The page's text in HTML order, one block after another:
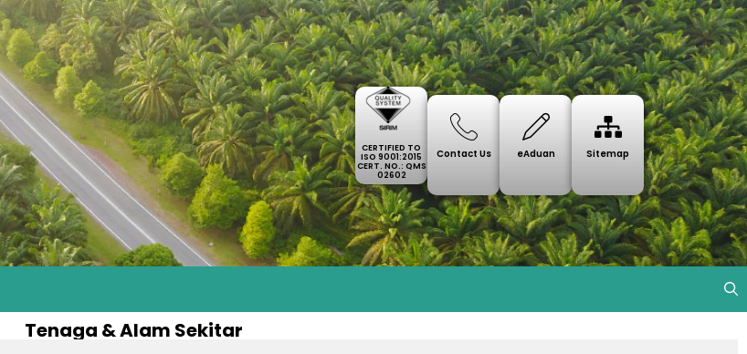
CERTIFIED TO
ISO 9001:2015
CERT. NO.: QMS
02602
Contact Us eAduan Sitemap
Tenaga & Alam Sekitar